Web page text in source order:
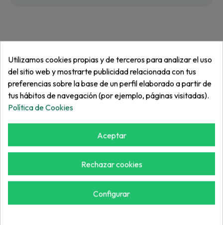
FERRIS JACOBSEN
Utilizamos cookies propias y de terceros para analizar el uso
del sitio web y mostrarte publicidad relacionada con tus
preferencias sobre la base de un perfil elaborado a partir de
tus hábitos de navegación (por ejemplo, páginas visitadas).
Política de Cookies
Aceptar
Rechazar cookies
Configurar